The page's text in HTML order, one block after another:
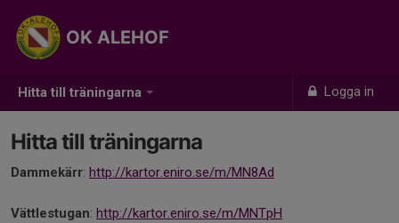
Hitta till träningarna Logga in
OK ALEHOF
Hitta till träningarna
Dammekärr: http://kartor.eniro.se/m/MN8Ad
Vättlestugan: http://kartor.eniro.se/m/MNTpH